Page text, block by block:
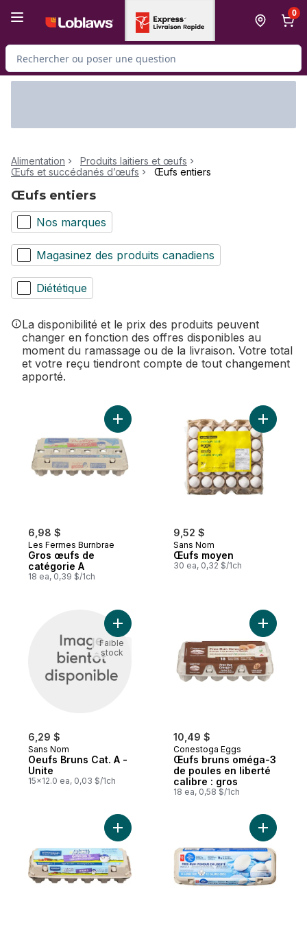
0
Rechercher des produits
Alimentation
Produits laitiers et œufs
Œufs et succédanés d’œufs
Œufs entiers
Œufs entiers
Nos marques
Magasinez des produits canadiens
Diététique
La disponibilité et le prix des produits peuvent
changer en fonction des offres disponibles au
moment du ramassage ou de la livraison. Votre total
et votre reçu tiendront compte de tout changement
apporté.
6,98 $
Les Fermes Burnbrae
Gros œufs de
catégorie A
18 ea, 0,39 $/1ch
Ajouter Gros œufs de catégorie A au
9,52 $
Sans Nom
Œufs moyen
30 ea, 0,32 $/1ch
Ajouter
6,29 $
Sans Nom
Oeufs Bruns Cat. A -
Unite
15x12.0 ea, 0,03 $/1ch
Ajouter Oeufs Bruns Cat. A - Unite au
Faible
stock
10,49 $
Conestoga Eggs
Œufs bruns oméga-3
de poules en liberté
calibre : gros
18 ea, 0,58 $/1ch
Ajouter
Ajouter Naturoeuf Oeufs Omega 3 Gros
Ajouter